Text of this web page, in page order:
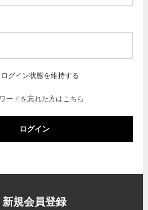
ログイン状態を維持する
ードを忘れた方はこちら
ログイン
新規会員登録